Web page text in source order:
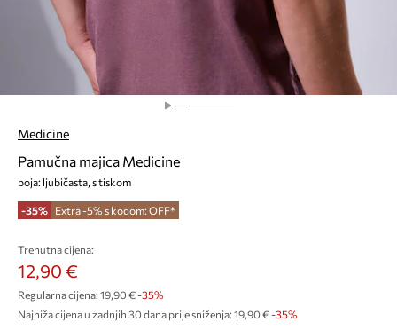
Medicine
Pamučna majica Medicine
boja: ljubičasta, s tiskom
-35% Extra -5% s kodom: OFF*
Trenutna cijena:
12,90 €
Regularna cijena: 19,90 €-35%
Najniža cijena u zadnjih 30 dana prije sniženja: 19,90 € -35%